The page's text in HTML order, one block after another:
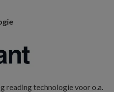
reading technologie voor o.a.